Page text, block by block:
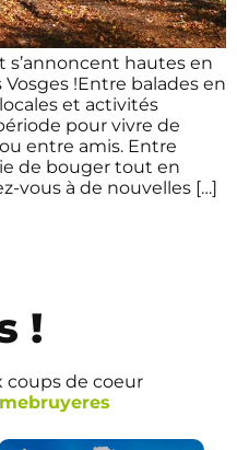
s’annoncent hautes en
!Entre balades en
et activités
pour vivre de
entre amis. Entre
de bouger tout en
vous à de nouvelles […]
!
coups de coeur